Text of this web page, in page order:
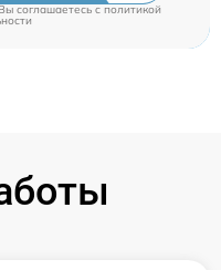
соглашаетесь cполитикой